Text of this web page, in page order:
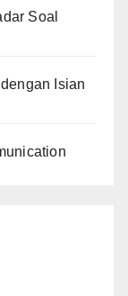
Soal
Isian